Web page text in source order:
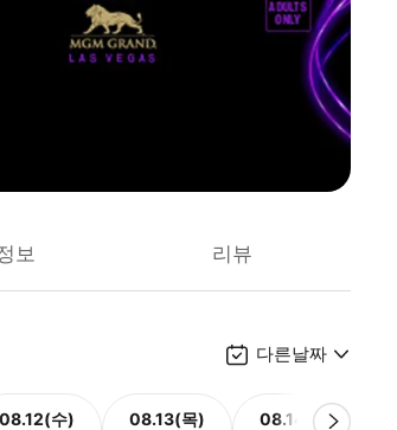
보 리뷰
다른날짜
08.12(수) 08.13(목) 08.14(금)